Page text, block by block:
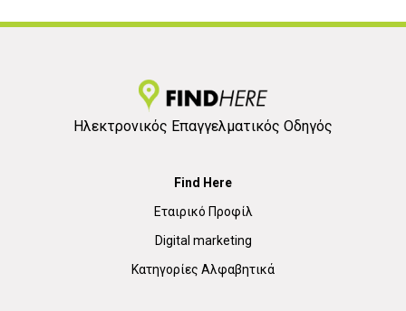
Ηλεκτρονικός Επαγγελματικός Οδηγός
Find Here
Εταιρικό Προφίλ
Digital marketing
Κατηγορίες Αλφαβητικά